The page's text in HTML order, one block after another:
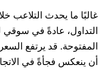
غالبًا ما يحدث التلاعب
التداول، عادةً في سوقي
المفتوحة. قد يرتفع
أن ينعكس فجأةً في